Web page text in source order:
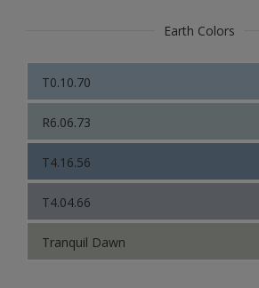
Earth Colors
T0.10.70
R6.06.73
T4.16.56
T4.04.66
Tranquil Dawn